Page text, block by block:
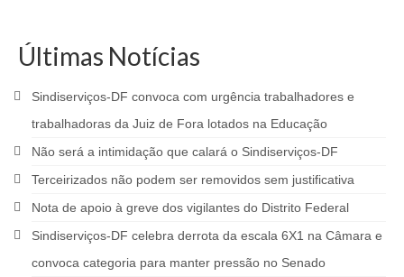
Últimas Notícias
Sindiserviços-DF convoca com urgência trabalhadores e
trabalhadoras da Juiz de Fora lotados na Educação
Não será a intimidação que calará o Sindiserviços-DF
Terceirizados não podem ser removidos sem justificativa
Nota de apoio à greve dos vigilantes do Distrito Federal
Sindiserviços-DF celebra derrota da escala 6X1 na Câmara e
convoca categoria para manter pressão no Senado